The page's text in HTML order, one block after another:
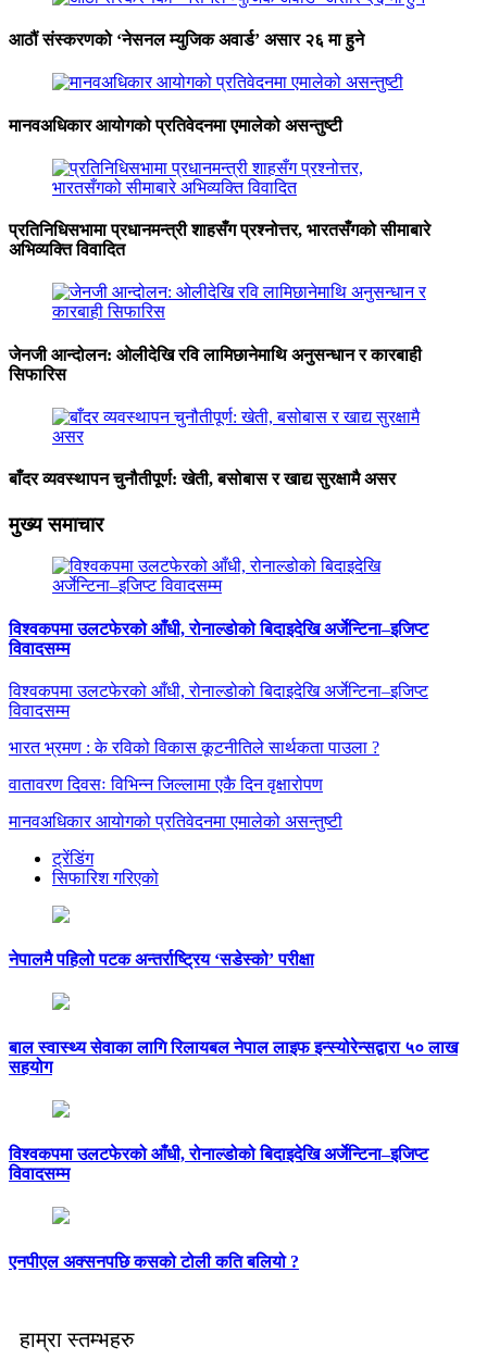
आठौं संस्करणको ‘नेसनल म्युजिक अवार्ड’ असार २६ मा हुने
मानवअधिकार आयोगको प्रतिवेदनमा एमालेको असन्तुष्टी
प्रतिनिधिसभामा प्रधानमन्त्री शाहसँग प्रश्नोत्तर, भारतसँगको सीमाबारे
अभिव्यक्ति विवादित
जेनजी आन्दोलन: ओलीदेखि रवि लामिछानेमाथि अनुसन्धान र कारबाही
सिफारिस
बाँदर व्यवस्थापन चुनौतीपूर्ण: खेती, बसोबास र खाद्य सुरक्षामै असर
मुख्य समाचार
विश्वकपमा उलटफेरको आँधी, रोनाल्डोको बिदाइदेखि अर्जेन्टिना–इजिप्ट
विवादसम्म
विश्वकपमा उलटफेरको आँधी, रोनाल्डोको बिदाइदेखि अर्जेन्टिना–इजिप्ट
विवादसम्म
भारत भ्रमण : के रविको विकास कूटनीतिले सार्थकता पाउला ?
वातावरण दिवसः विभिन्न जिल्लामा एकै दिन वृक्षारोपण
मानवअधिकार आयोगको प्रतिवेदनमा एमालेको असन्तुष्टी
ट्रेंडिंग
सिफारिश गरिएको
नेपालमै पहिलो पटक अन्तर्राष्ट्रिय ‘सडेस्को’ परीक्षा
बाल स्वास्थ्य सेवाका लागि रिलायबल नेपाल लाइफ इन्स्योरेन्सद्वारा ५० लाख
सहयोग
विश्वकपमा उलटफेरको आँधी, रोनाल्डोको बिदाइदेखि अर्जेन्टिना–इजिप्ट
विवादसम्म
एनपीएल अक्सनपछि कसको टोली कति बलियो ?
हाम्रा स्तम्भहरु